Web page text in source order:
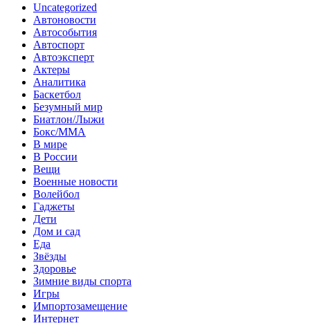
Uncategorized
Автоновости
Автособытия
Автоспорт
Автоэксперт
Актеры
Аналитика
Баскетбол
Безумный мир
Биатлон/Лыжи
Бокс/MMA
В мире
В России
Вещи
Военные новости
Волейбол
Гаджеты
Дети
Дом и сад
Еда
Звёзды
Здоровье
Зимние виды спорта
Игры
Импортозамещение
Интернет